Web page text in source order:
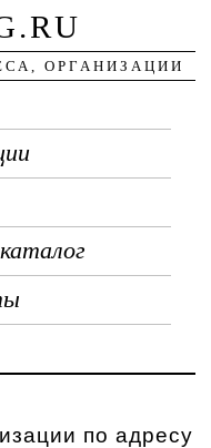
ОРГАНИЗАЦИИ
по адресу